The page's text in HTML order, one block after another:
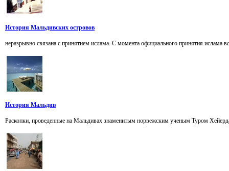
История Мальдивских островов
неразрывно связана с принятием ислама. С момента официального принятия ислама
История Мальдив
Раскопки, проведенные на Мальдивах знаменитым норвежским ученым Туром